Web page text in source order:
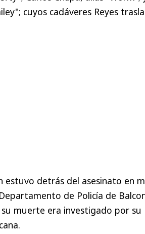
cuyos cadáveres Reyes
estuvo detrás del asesinato en
de Policía de
muerte era investigado por su